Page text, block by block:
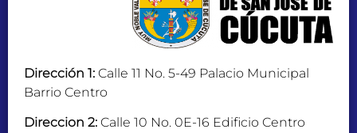
Dirección 1: Calle 11 No. 5-49 Palacio Municipal
Barrio Centro
Direccion 2: Calle 10 No. 0E-16 Edificio Centro